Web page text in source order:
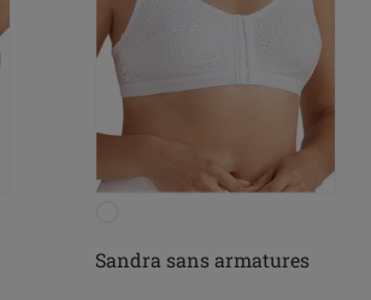
Sandra sans armatures